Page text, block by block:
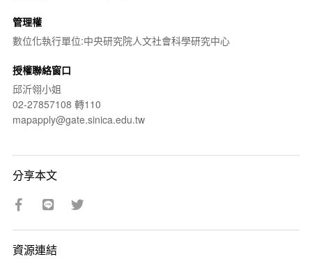
管理權
數位化執行單位:中央研究院人文社會科學研究中心
授權聯絡窗口
邱沂翎小姐
02-27857108 轉110
mapapply@gate.sinica.edu.tw
分享本文
資源連結